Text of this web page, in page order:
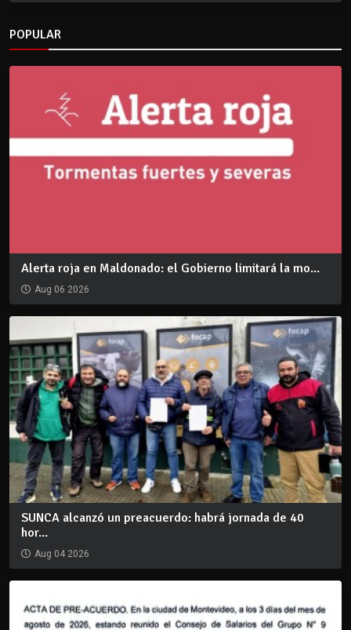
POPULAR
Alerta roja en Maldonado: el Gobierno limitará la mo...
Aug 06 2026
SUNCA alcanzó un preacuerdo: habrá jornada de 40
hor...
Aug 04 2026